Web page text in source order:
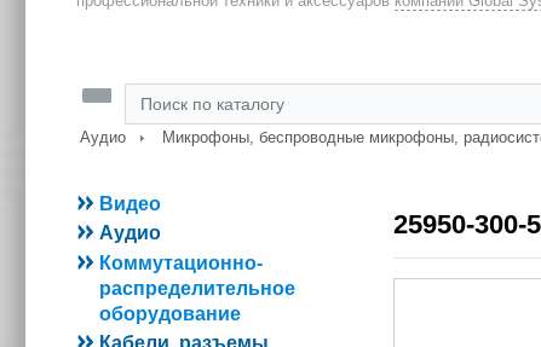
Аудио Микрофоны, беспроводные микрофоны,
Видео
Аудио
Коммутационно-
распределительное
оборудование
25950-